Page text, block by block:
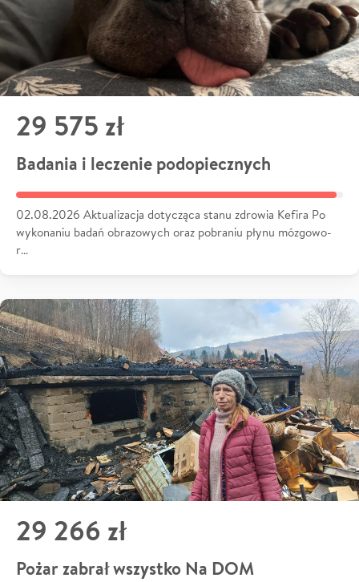
29 575 zł
Badania i leczenie podopiecznych
02.08.2026 Aktualizacja dotycząca stanu zdrowia Kefira Po
wykonaniu badań obrazowych oraz pobraniu płynu mózgowo-
r…
29 266 zł
Pożar zabrał wszystko Na DOM